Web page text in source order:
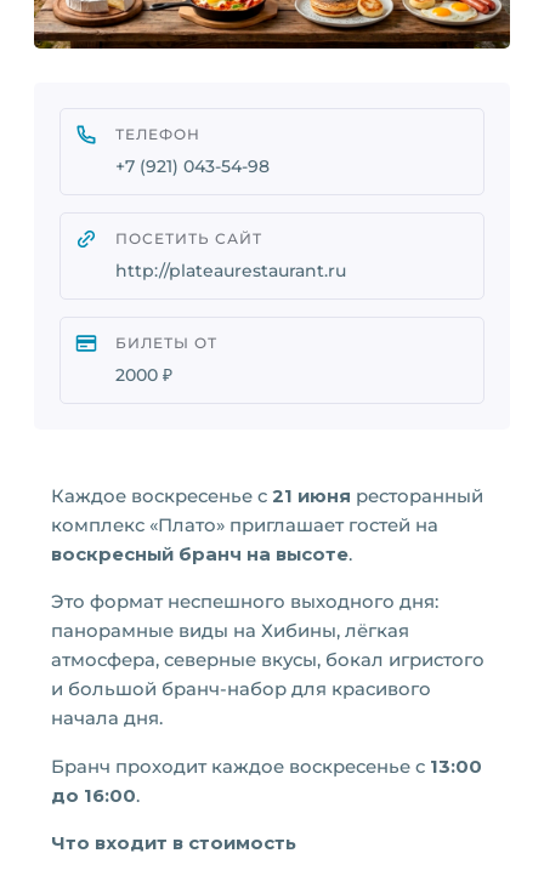
Каждое воскресенье с 21 июня ресторанный
комплекс «Плато» приглашает гостей на
воскресный бранч на высоте.
Это формат неспешного выходного дня:
панорамные виды на Хибины, лёгкая
атмосфера, северные вкусы, бокал игристого
и большой бранч-набор для красивого
начала дня.
Бранч проходит каждое воскресенье с 13:00
до 16:00.
Что входит в стоимость
ТЕЛЕФОН
+7 (921) 043-54-98
ПОСЕТИТЬ САЙТ
http://plateaurestaurant.ru
БИЛЕТЫ ОТ
2000 ₽